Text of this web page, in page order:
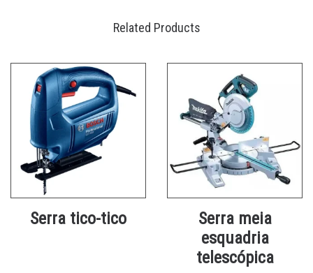
Related Products
Serra tico-tico
Serra meia
esquadria
telescópica